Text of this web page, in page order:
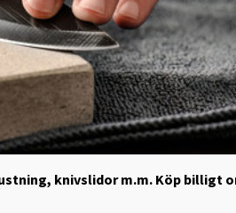
knivslidor m.m. Köp billigt